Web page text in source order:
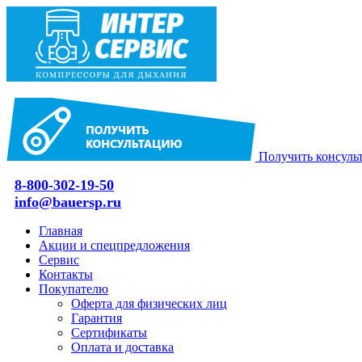
Получить
8-800-302-19-50
info@bauersp.ru
Главная
Акции и спецпредложения
Сервис
Контакты
Покупателю
Оферта для физических лиц
Гарантия
Сертификаты
Оплата и доставка